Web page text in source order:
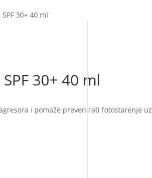
30+ 40 ml
30+ 40 ml
i pomaže prevenirati fotostarenje uz